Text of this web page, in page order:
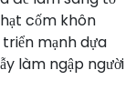
cốm khôn
mạnh dựa
làm ngập người